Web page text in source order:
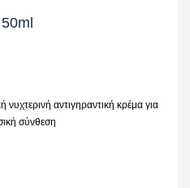
αντιγηραντική κρέμα για
σύνθεση